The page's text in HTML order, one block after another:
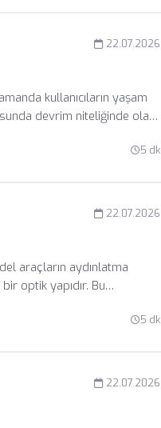
22.07.2026
kullanıcıların yaşam
devrim niteliğinde olan
analiz eder. Türkiye
bir tıbbi muayene5 dk
22.07.2026
araçların aydınlatma
optik yapıdır. Bu
trafik güvenliğinin bir
resmi bakım 5 dk
22.07.2026